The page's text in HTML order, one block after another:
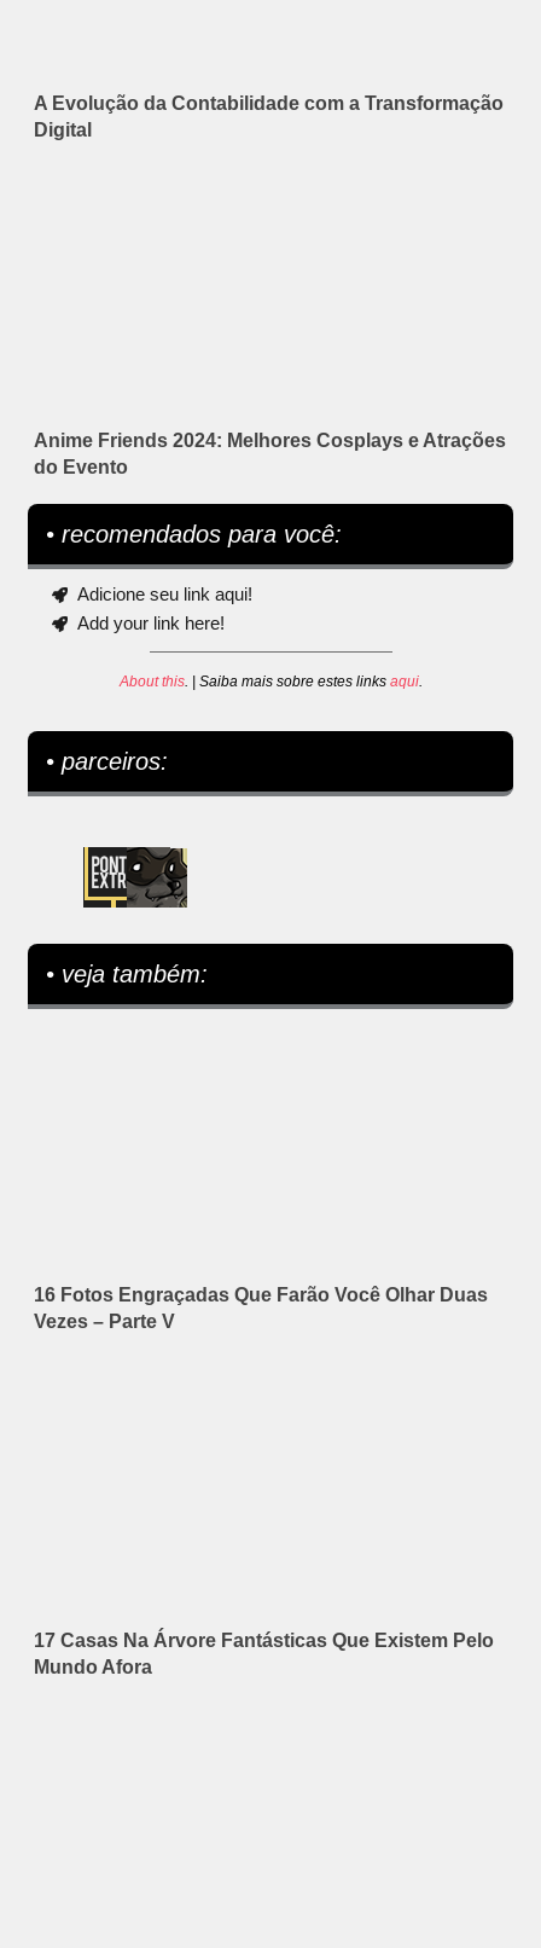
A Evolução da Contabilidade com a Transformação
Digital
Anime Friends 2024: Melhores Cosplays e Atrações
do Evento
• recomendados para você:
Adicione seu link aqui!
Add your link here!
About this. | Saiba mais sobre estes links aqui.
• parceiros:
• veja também:
16 Fotos Engraçadas Que Farão Você Olhar Duas
Vezes – Parte V
17 Casas Na Árvore Fantásticas Que Existem Pelo
Mundo Afora